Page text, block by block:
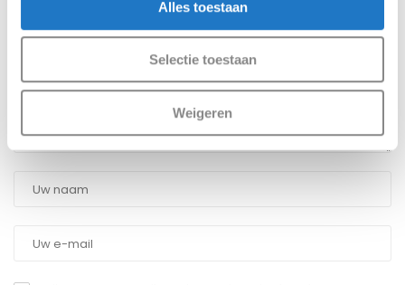
Alles toestaan
Selectie toestaan
Weigeren